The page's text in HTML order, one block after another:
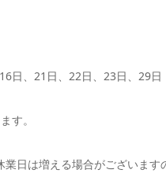
日、21日、22日、23日、29日
す。
日は増える場合がございま